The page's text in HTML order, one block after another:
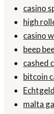
casino
high
casino
beep
cashed
bitcoin
malta